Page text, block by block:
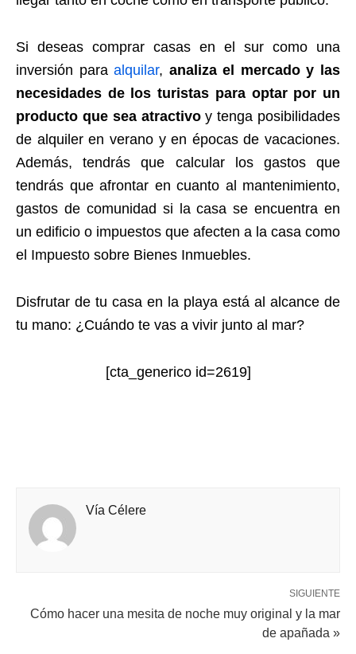
Si deseas comprar casas en el sur como una
inversión paraalquilar, analiza el mercado y las
necesidades de los turistas para optar por un
producto que sea atractivoy tenga posibilidades
de alquiler en verano y en épocas de vacaciones.
Además, tendrás que calcular los gastos que
tendrás que afrontar en cuanto al mantenimiento,
gastos de comunidad si la casa se encuentra en
un edificio o impuestos que afecten a la casa como
el Impuesto sobre Bienes Inmuebles.
Disfrutar de tu casa en la playa está al alcance de
tu mano: ¿Cuándo te vas a vivir junto al mar?
[cta_generico id=2619]
Vía Célere
SIGUIENTE
Cómo hacer una mesita de noche muy original y la mar
de apañada »